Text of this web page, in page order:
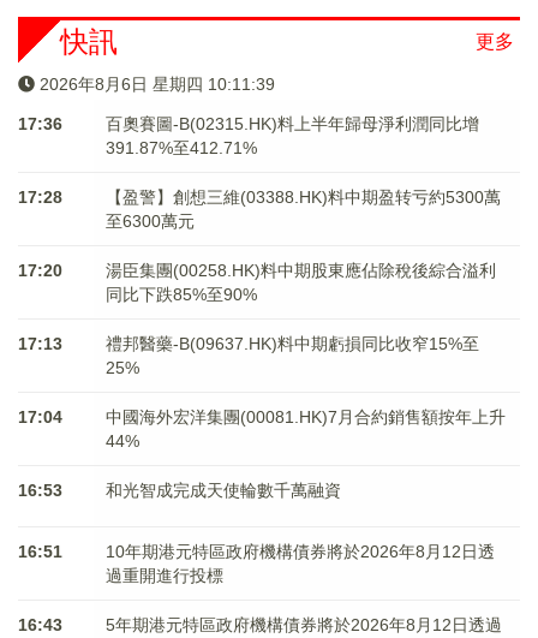
更多
快訊
2026年8月6日 星期四 10:11:39
17:36
百奧賽圖-B(02315.HK)料上半年歸母淨利潤同比增
391.87%至412.71%
17:28
【盈警】創想三維(03388.HK)料中期盈转亏約5300萬
至6300萬元
17:20
湯臣集團(00258.HK)料中期股東應佔除稅後綜合溢利
同比下跌85%至90%
17:13
禮邦醫藥-B(09637.HK)料中期虧損同比收窄15%至
25%
17:04
中國海外宏洋集團(00081.HK)7月合約銷售額按年上升
44%
16:53 和光智成完成天使輪數千萬融資
16:51
10年期港元特區政府機構債券將於2026年8月12日透
過重開進行投標
16:43
5年期港元特區政府機構債券將於2026年8月12日透過